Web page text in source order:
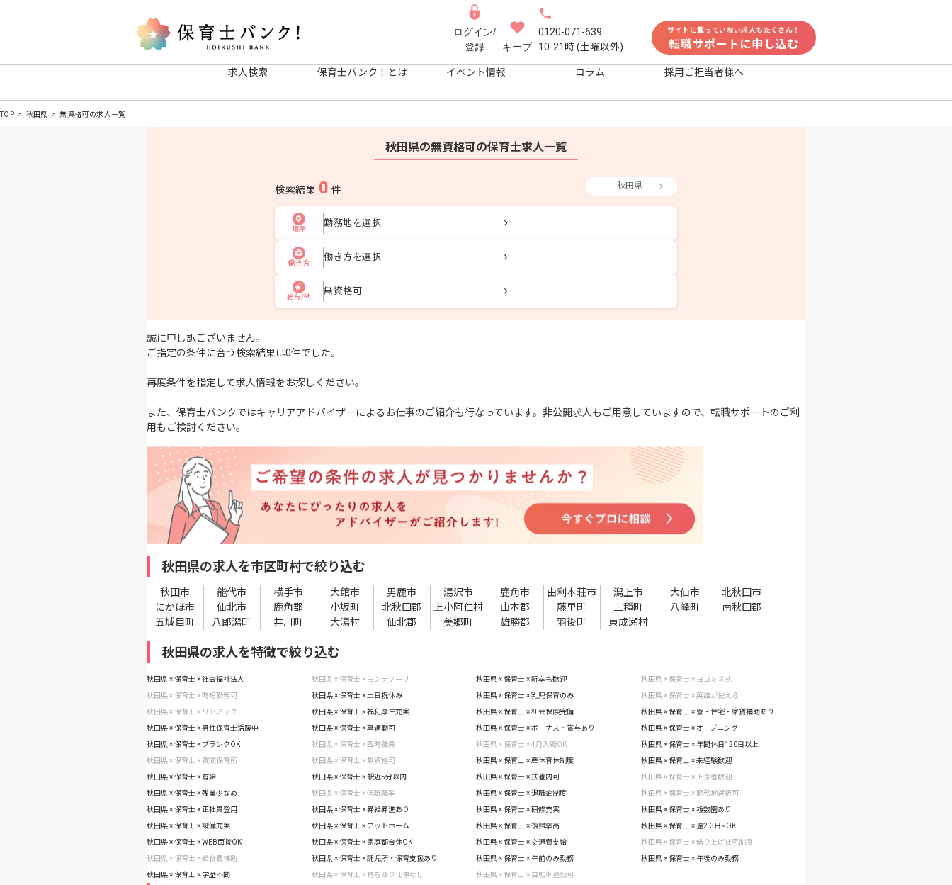
ログイン/
登録
キープ
0120-071-639
10-21時 (土曜以外)
サイトに載っていない求人もたくさん！
転職サポートに申し込む
求人検索 保育士バンク！とは イベント情報 コラム 採用ご担当者様へ
TOP 秋田県 無資格可の求人一覧
秋田県の無資格可の保育士求人一覧
検索結果 0 件 秋田県
場所
勤務地を選択
働き方
働き方を選択
給与/他
無資格可
誠に申し訳ございません。
ご指定の条件に合う検索結果は0件でした。
再度条件を指定して求人情報をお探しください。
また、保育士バンクではキャリアアドバイザーによるお仕事のご紹介も行なっています。非公開求人もご用意していますので、転職サポートのご利
用もご検討ください。
秋田県の求人を市区町村で絞り込む
秋田市 能代市 横手市 大館市 男鹿市 湯沢市 鹿角市 由利本荘市 潟上市 大仙市
北秋田市
にかほ市
仙北市 鹿角郡 小坂町 北秋田郡 上小阿仁村 山本郡 藤里町 三種町 八峰町
南秋田郡
五城目町
八郎潟町 井川町 大潟村 仙北郡 美郷町 雄勝郡 羽後町 東成瀬村
秋田県の求人を特徴で絞り込む
秋田県 × 保育士 × 社会福祉法人 秋田県 × 保育士 × モンテソーリ 秋田県 × 保育士 × 新卒も歓迎 秋田県 × 保育士 × ヨコミネ式
秋田県 × 保育士 × 時短勤務可 秋田県 × 保育士 × 土日祝休み 秋田県 × 保育士 × 乳児保育のみ 秋田県 × 保育士 × 英語が使える
秋田県 × 保育士 × リトミック 秋田県 × 保育士 × 福利厚生充実 秋田県 × 保育士 × 社会保険完備 秋田県 × 保育士 × 寮・住宅・家賃補助あり
秋田県 × 保育士 × 男性保育士活躍中 秋田県 × 保育士 × 車通勤可 秋田県 × 保育士 × ボーナス・賞与あり 秋田県 × 保育士 × オープニング
秋田県 × 保育士 × ブランクOK 秋田県 × 保育士 × 臨時職員 秋田県 × 保育士 × 4月入職OK 秋田県 × 保育士 × 年間休日120日以上
秋田県 × 保育士 × 夜間保育所 秋田県 × 保育士 × 無資格可 秋田県 × 保育士 × 産休育休制度 秋田県 × 保育士 × 未経験歓迎
秋田県 × 保育士 × 有給 秋田県 × 保育士 × 駅近5分以内 秋田県 × 保育士 × 扶養内可 秋田県 × 保育士 × 上京者歓迎
秋田県 × 保育士 × 残業少なめ 秋田県 × 保育士 × 低離職率 秋田県 × 保育士 × 退職金制度 秋田県 × 保育士 × 勤務地選択可
秋田県 × 保育士 × 正社員登用 秋田県 × 保育士 × 昇給昇進あり 秋田県 × 保育士 × 研修充実 秋田県 × 保育士 × 複数園あり
秋田県 × 保育士 × 設備充実 秋田県 × 保育士 × アットホーム 秋田県 × 保育士 × 復帰率高 秋田県 × 保育士 × 週2.3日~OK
秋田県 × 保育士 × WEB面接OK 秋田県 × 保育士 × 家庭都合休OK 秋田県 × 保育士 × 交通費支給 秋田県 × 保育士 × 借り上げ社宅制度
秋田県 × 保育士 × 給食費補助 秋田県 × 保育士 × 託児所・保育支援あり 秋田県 × 保育士 × 午前のみ勤務 秋田県 × 保育士 × 午後のみ勤務
秋田県 × 保育士 × 学歴不問 秋田県 × 保育士 × 持ち帰り仕事なし 秋田県 × 保育士 × 自転車通勤可